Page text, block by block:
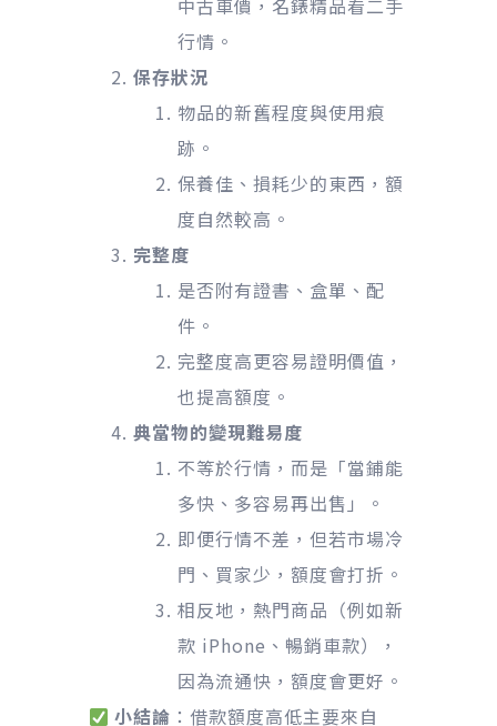
中古車價，名錶精品看二手
行情。
保存狀況
物品的新舊程度與使用痕
跡。
保養佳、損耗少的東西，額
度自然較高。
完整度
是否附有證書、盒單、配
件。
完整度高更容易證明價值，
也提高額度。
典當物的變現難易度
不等於行情，而是「當鋪能
多快、多容易再出售」。
即便行情不差，但若市場冷
門、買家少，額度會打折。
相反地，熱門商品（例如新
款 iPhone、暢銷車款），
因為流通快，額度會更好。
小結論 ：借款額度高低主要來自